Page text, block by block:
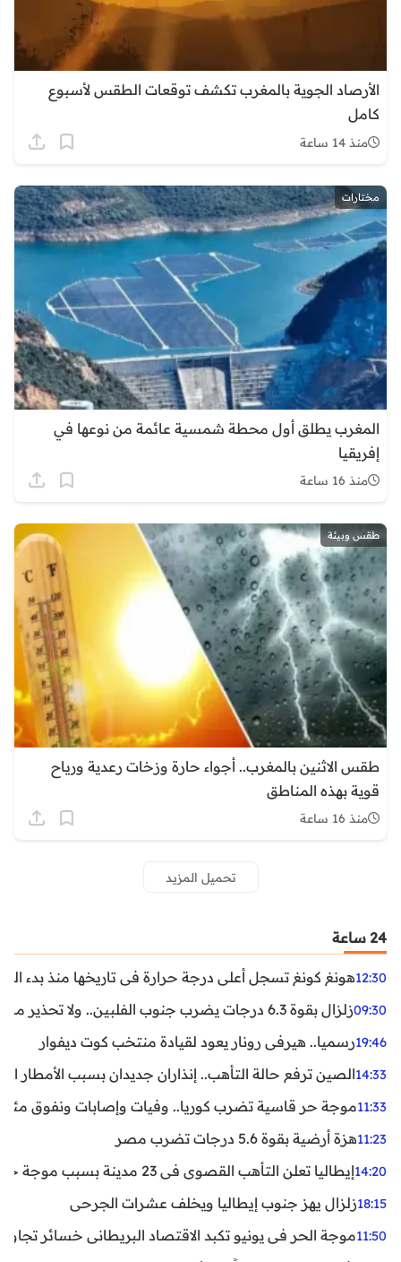
الأرصاد الجوية بالمغرب تكشف توقعات الطقس لأسبوع
كامل
منذ 14 ساعة
مختارات
المغرب يطلق أول محطة شمسية عائمة من نوعها في
إفريقيا
منذ 16 ساعة
طقس وبيئة
طقس الاثنين بالمغرب.. أجواء حارة وزخات رعدية ورياح
قوية بهذه المناطق
منذ 16 ساعة
تحميل المزيد
24 ساعة
12:30هونغ كونغ تسجل أعلى درجة حرارة في تاريخها منذ بدء
09:30زلزال بقوة 6.3 درجات يضرب جنوب الفلبين.. ولا تحذير من تسونامي حتى الآن
19:46رسميا.. هيرفي رونار يعود لقيادة منتخب كوت ديفوار
14:33الصين ترفع حالة التأهب.. إنذاران جديدان بسبب الأمطار
11:33موجة حر قاسية تضرب كوريا.. وفيات وإصابات ونفوق مئات
11:23هزة أرضية بقوة 5.6 درجات تضرب مصر
14:20إيطاليا تعلن التأهب القصوى في 23 مدينة بسبب موجة حر شديدة
18:15زلزال يهز جنوب إيطاليا ويخلف عشرات الجرحى
11:50موجة الحر في يونيو تكبد الاقتصاد البريطاني خسائر تجاوزت 1.5 مليار